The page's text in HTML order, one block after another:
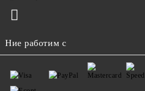
Ние работим с